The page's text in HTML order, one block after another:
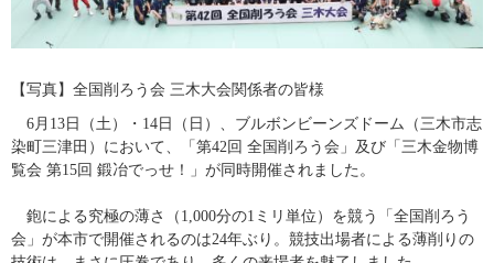
【写真】​全国削ろう会 三木大会関係者の皆様​
6月13日（土）・14日（日）、ブルボンビーンズドーム（三木市志
染町三津田）において、「第42回 全国削ろう会」及び「三木金物博
覧会 第15回 鍛冶でっせ！」が同時開催されました。
鉋による究極の薄さ（1,000分の1ミリ単位）を競う「全国削ろう
会」が本市で開催されるのは24年ぶり。競技出場者による薄削りの